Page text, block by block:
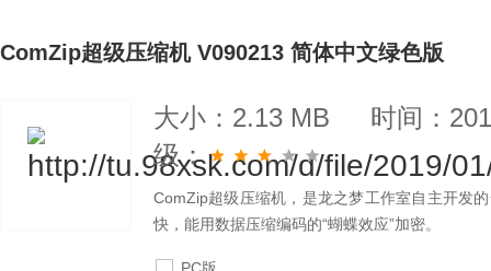
ComZip超级压缩机 V090213 简体中文绿色版
大小：2.13 MB
时间：
级：
ComZip超级压缩机，是龙之梦工作室自主开发
快，能用数据压缩编码的“蝴蝶效应”加密。